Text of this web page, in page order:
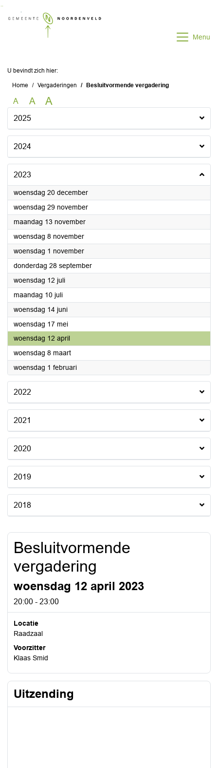
Ga naar de inhoud van deze pagina
Ga naar het zoeken
Ga naar het menu
Menu
U bevindt zich hier:
Home Vergaderingen Besluitvormende vergadering
A A A
2025
2024
2023
woensdag 20 december2023
woensdag 29 november2023
maandag 13 november2023
woensdag 8 november2023
woensdag 1 november2023
donderdag 28 september2023
woensdag 12 juli2023
maandag 10 juli2023
woensdag 14 juni2023
woensdag 17 mei2023
woensdag 12 april2023
woensdag 8 maart2023
woensdag 1 februari2023
2022
2021
2020
2019
2018
Besluitvormende
vergadering
woensdag 12 april 2023
20:00 - 23:00
Locatie
Raadzaal
Voorzitter
Klaas Smid
Uitzending